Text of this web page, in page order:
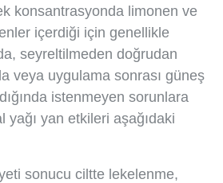
konsantrasyonda limonen ve
içerdiği için genellikle
seyreltilmeden doğrudan
veya uygulama sonrası güneş
istenmeyen sorunlara
yağı yan etkileri aşağıdaki
sonucu ciltte lekelenme,